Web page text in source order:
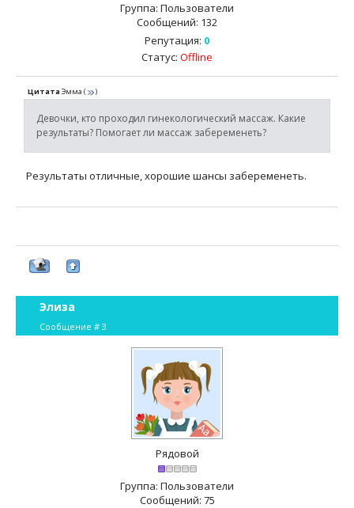
Группа: Пользователи
Сообщений: 132
Репутация: 0
Статус: Offline
ЦитатаЭмма ( )
Девочки, кто проходил гинекологический массаж. Какие
результаты? Помогает ли массаж забеременеть?
Результаты отличные, хорошие шансы забеременеть.
Элиза
Сообщение # 3
Рядовой
Группа: Пользователи
Сообщений: 75